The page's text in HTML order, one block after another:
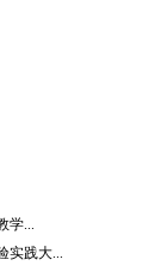
学...
实践大...